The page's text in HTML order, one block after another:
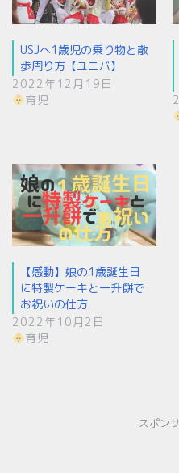
USJへ1歳児の乗り物と散
歩周り方【ユニバ】
2022年12月19日
育児
【感動】娘の1歳誕生日
に特製ケーキと一升餅で
お祝いの仕方
2022年10月2日
育児
スポン